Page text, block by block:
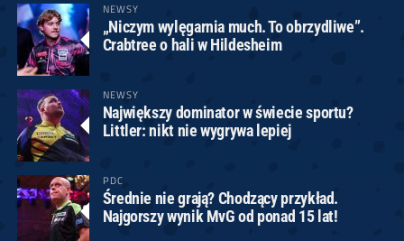
NEWSY
„Niczym wylęgarnia much. To obrzydliwe”.
Crabtree o hali w Hildesheim
NEWSY
Największy dominator w świecie sportu?
Littler: nikt nie wygrywa lepiej
PDC
Średnie nie grają? Chodzący przykład.
Najgorszy wynik MvG od ponad 15 lat!